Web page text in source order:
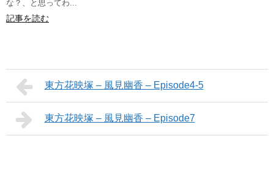
な？、と思ってわ...
記事を読む
東方花映塚 – 風見幽香 – Episode4-5
東方花映塚 – 風見幽香 – Episode7